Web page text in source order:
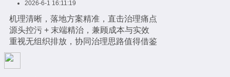
2026-6-1 16:11:19
机理清晰，落地方案精准，直击治理痛点
源头控污 + 末端精治，兼顾成本与实效
重视无组织排放，协同治理思路值得借鉴